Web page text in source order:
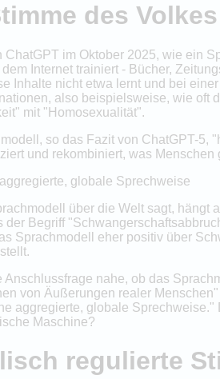
des Volkes
ChatGPT im Oktober 2025, wie ein
dem Internet trainiert - Bücher,
Inhalte nicht etwa lernt und bei
also beispielsweise, wie oft
mit "Homosexualität".
so das Fazit von ChatGPT-5,
und rekombiniert, was
globale Sprechweise
über die Welt sagt, hängt
der Begriff
Sprachmodell eher positiv über
Anschlussfrage nahe, ob das
von Äußerungen realer
aggregierte, globale
Maschine?
regulierte